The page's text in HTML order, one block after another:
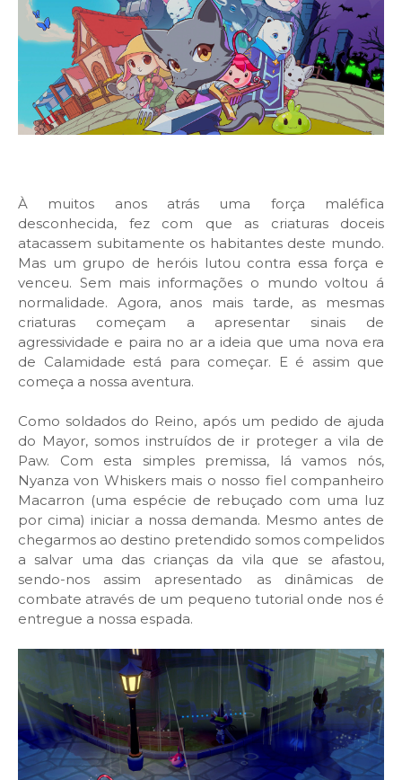
À muitos anos atrás uma força maléfica
desconhecida, fez com que as criaturas doceis
atacassem subitamente os habitantes deste mundo.
Mas um grupo de heróis lutou contra essa força e
venceu. Sem mais informações o mundo voltou á
normalidade. Agora, anos mais tarde, as mesmas
criaturas começam a apresentar sinais de
agressividade e paira no ar a ideia que uma nova era
de Calamidade está para começar. E é assim que
começa a nossa aventura.
Como soldados do Reino, após um pedido de ajuda
do Mayor, somos instruídos de ir proteger a vila de
Paw. Com esta simples premissa, lá vamos nós,
Nyanza von Whiskers mais o nosso fiel companheiro
Macarron (uma espécie de rebuçado com uma luz
por cima) iniciar a nossa demanda. Mesmo antes de
chegarmos ao destino pretendido somos compelidos
a salvar uma das crianças da vila que se afastou,
sendo-nos assim apresentado as dinâmicas de
combate através de um pequeno tutorial onde nos é
entregue a nossa espada.